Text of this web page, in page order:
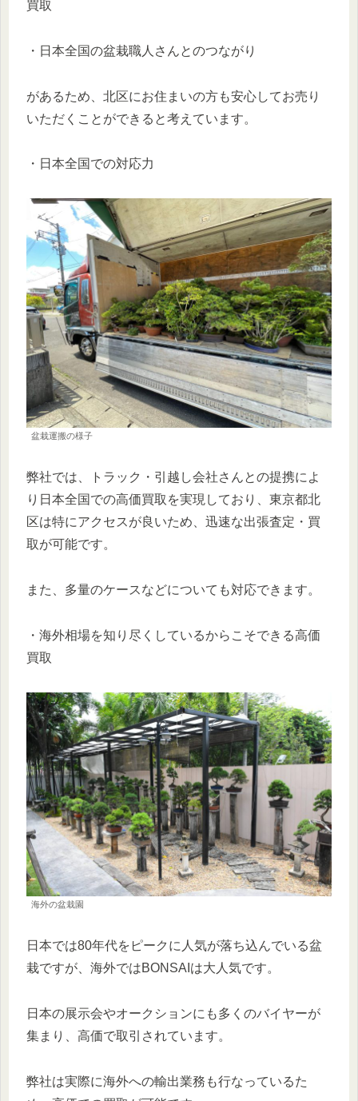
買取
・日本全国の盆栽職人さんとのつながり
があるため、北区にお住まいの方も安心してお売り
いただくことができると考えています。
・日本全国での対応力
盆栽運搬の様子
弊社では、トラック・引越し会社さんとの提携によ
り日本全国での高価買取を実現しており、東京都北
区は特にアクセスが良いため、迅速な出張査定・買
取が可能です。
また、多量のケースなどについても対応できます。
・海外相場を知り尽くしているからこそできる高価
買取
海外の盆栽園
日本では80年代をピークに人気が落ち込んでいる盆
栽ですが、海外ではBONSAIは大人気です。
日本の展示会やオークションにも多くのバイヤーが
集まり、高価で取引されています。
弊社は実際に海外への輸出業務も行なっているた